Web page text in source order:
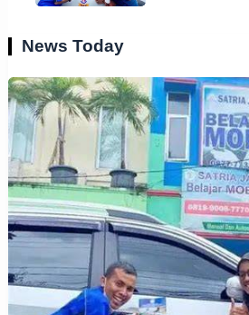
News Today